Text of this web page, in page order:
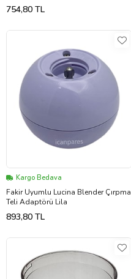
754,80 TL
Kargo Bedava
Fakir Uyumlu Lucina Blender Çırpma
Teli Adaptörü Lila
893,80 TL